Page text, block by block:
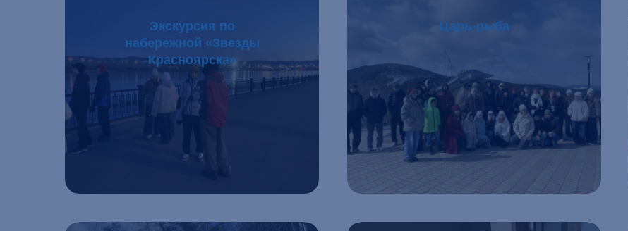
Экскурсия по
набережной «Звезды
Красноярска»
Царь-рыба